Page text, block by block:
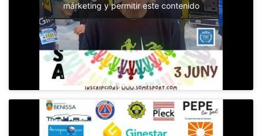
márketing y permitir este contenido